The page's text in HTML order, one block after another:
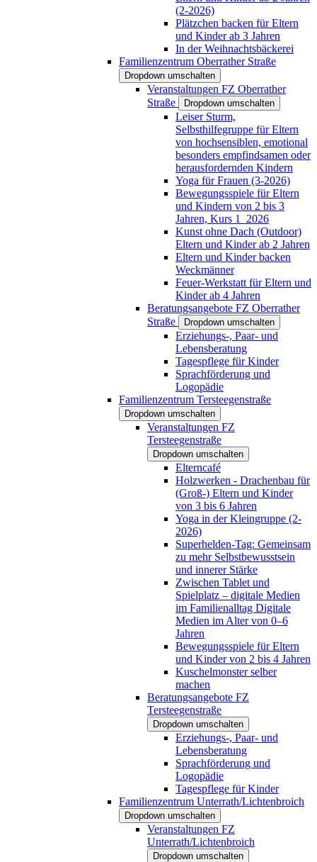
(2-2026)
Plätzchen backen für Eltern
und Kinder ab 3 Jahren
In der Weihnachtsbäckerei
Familienzentrum Oberrather Straße
Dropdown umschalten
Veranstaltungen FZ Oberrather
Straße
Dropdown umschalten
Leiser Sturm,
Selbsthilfegruppe für Eltern
von hochsensiblen, emotional
besonders empfindsamen oder
herausfordernden Kindern
Yoga für Frauen (3-2026)
Bewegungsspiele für Eltern
und Kindern von 2 bis 3
Jahren, Kurs 1_2026
Kunst ohne Dach (Outdoor)
Eltern und Kinder ab 2 Jahren
Eltern und Kinder backen
Weckmänner
Feuer-Werkstatt für Eltern und
Kinder ab 4 Jahren
Beratungsangebote FZ Oberrather
Straße
Dropdown umschalten
Erziehungs-, Paar- und
Lebensberatung
Tagespflege für Kinder
Sprachförderung und
Logopädie
Familienzentrum Tersteegenstraße
Dropdown umschalten
Veranstaltungen FZ
Tersteegenstraße
Dropdown umschalten
Elterncafé
Holzwerken - Drachenbau für
(Groß-) Eltern und Kinder
von 3 bis 6 Jahren
Yoga in der Kleingruppe (2-
2026)
Superhelden-Tag: Gemeinsam
zu mehr Selbstbewusstsein
und innerer Stärke
Zwischen Tablet und
Spielplatz – digitale Medien
im Familienalltag Digitale
Medien im Alter von 0–6
Jahren
Bewegungsspiele für Eltern
und Kinder von 2 bis 4 Jahren
Kuschelmonster selber
machen
Beratungsangebote FZ
Tersteegenstraße
Dropdown umschalten
Erziehungs-, Paar- und
Lebensberatung
Sprachförderung und
Logopädie
Tagespflege für Kinder
Familienzentrum Unterrath/Lichtenbroich
Dropdown umschalten
Veranstaltungen FZ
Unterrath/Lichtenbroich
Dropdown umschalten